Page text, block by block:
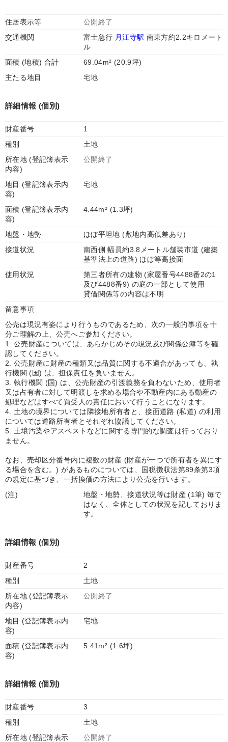
住居表示等
公開終了
交通機関
富士急行 月江寺駅 南東方約2.2キロメート
ル
面積 (地積) 合計
69.04m² (20.9坪)
主たる地目
宅地
詳細情報 (個別)
財産番号
1
種別
土地
所在地 (登記簿表示
内容)
公開終了
地目 (登記簿表示内
容)
宅地
面積 (登記簿表示内
容)
4.44m² (1.3坪)
地盤・地勢
ほぼ平坦地 (敷地内高低差あり)
接道状況
南西側 幅員約3.8メートル舗装市道 (建築
基準法上の道路) ほぼ等高接面
使用状況
第三者所有の建物 (家屋番号4488番2の1
及び4488番9) の庭の一部として使用
貸借関係等の内容は不明
留意事項
公売は現況有姿により行うものであるため、次の一般的事項を十
分ご理解の上、公売へご参加ください。
1. 公売財産については、あらかじめその現況及び関係公簿等を確
認してください。
2. 公売財産に財産の種類又は品質に関する不適合があっても、執
行機関 (国) は、担保責任を負いません。
3. 執行機関 (国) は、公売財産の引渡義務を負わないため、使用者
又は占有者に対して明渡しを求める場合や不動産内にある動産の
処理などはすべて買受人の責任において行うことになります。
4. 土地の境界については隣接地所有者と、接面道路 (私道) の利用
については道路所有者とそれぞれ協議してください。
5. 土壌汚染やアスベストなどに関する専門的な調査は行っており
ません。
なお、売却区分番号内に複数の財産 (財産が一つで所有者を異にす
る場合を含む。) があるものについては、国税徴収法第89条第3項
の規定に基づき、一括換価の方法により公売を行います。
(注)
地盤・地勢、接道状況等は財産 (1筆) 毎で
はなく、全体としての状況を記しておりま
す。
詳細情報 (個別)
財産番号
2
種別
土地
所在地 (登記簿表示
内容)
公開終了
地目 (登記簿表示内
容)
宅地
面積 (登記簿表示内
容)
5.41m² (1.6坪)
詳細情報 (個別)
財産番号
3
種別
土地
所在地 (登記簿表示
公開終了